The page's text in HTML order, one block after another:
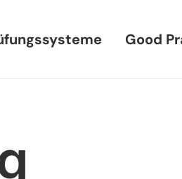
Good